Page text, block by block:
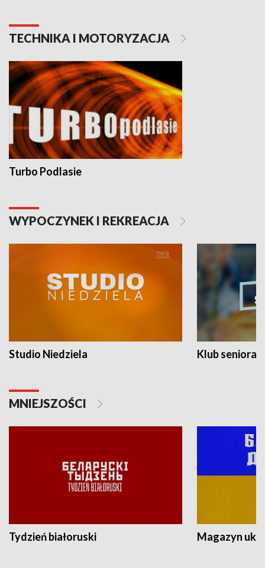
TECHNIKA I MOTORYZACJA
Turbo Podlasie
WYPOCZYNEK I REKREACJA
Studio Niedziela Klub seniora
MNIEJSZOŚCI
Tydzień białoruski Magazyn